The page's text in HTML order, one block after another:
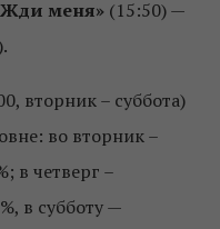
меня» (15:50) —
вторник – суббота)
во вторник –
в четверг –
в субботу —